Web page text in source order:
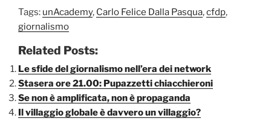
Tags: unAcademy, Carlo Felice Dalla Pasqua,cfdp,
giornalismo
Related Posts:
Le sfide del giornalismo nell’era dei network
Stasera ore 21.00: Pupazzetti chiacchieroni
Se non è amplificata, non è propaganda
Il villaggio globale è davvero un villaggio?